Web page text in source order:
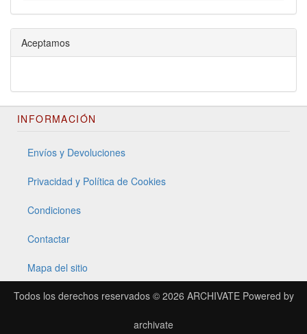
Aceptamos
INFORMACIÓN
Envíos y Devoluciones
Privacidad y Política de Cookies
Condiciones
Contactar
Mapa del sitio
Todos los derechos reservados © 2026 ARCHIVATEPowered by
archivate